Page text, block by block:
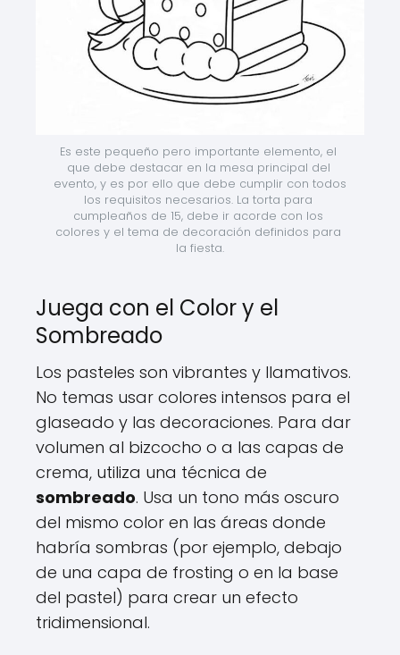
Es este pequeño pero importante elemento, el
que debe destacar en la mesa principal del
evento, y es por ello que debe cumplir con todos
los requisitos necesarios. La torta para
cumpleaños de 15, debe ir acorde con los
colores y el tema de decoración definidos para
la fiesta.
Juega con el Color y el
Sombreado
Los pasteles son vibrantes y llamativos.
No temas usar colores intensos para el
glaseado y las decoraciones. Para dar
volumen al bizcocho o a las capas de
crema, utiliza una técnica de
sombreado. Usa un tono más oscuro
del mismo color en las áreas donde
habría sombras (por ejemplo, debajo
de una capa de frosting o en la base
del pastel) para crear un efecto
tridimensional.